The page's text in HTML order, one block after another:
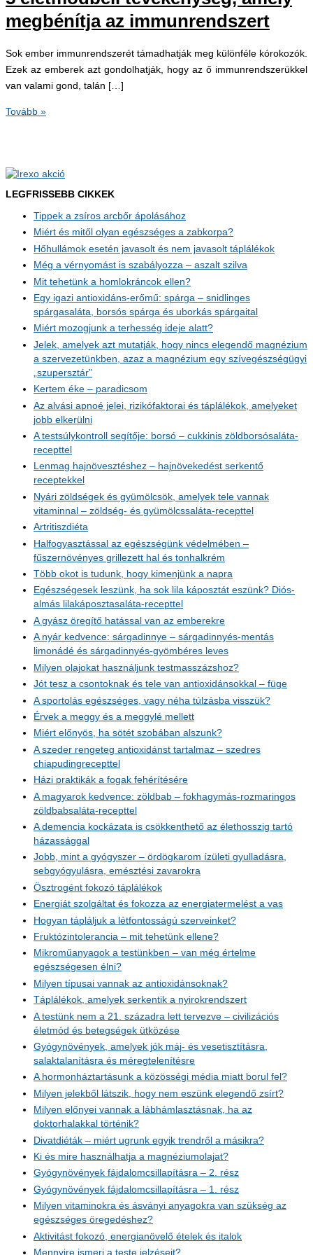
megbénítja az immunrendszert
Sok ember immunrendszerét támadhatják meg különféle kórokozók.
Ezek az emberek azt gondolhatják, hogy az ő immunrendszerükkel
van valami gond, talán […]
5
megbénítja
az
Tovább »
LEGFRISSEBB CIKKEK
Tippek a zsíros arcbőr ápolásához
Miért és mitől olyan egészséges a zabkorpa?
Hőhullámok esetén javasolt és nem javasolt táplálékok
Még a vérnyomást is szabályozza – aszalt szilva
Mit tehetünk a homlokráncok ellen?
Egy igazi antioxidáns-erőmű: spárga – snidlinges
spárgasaláta, borsós spárga és uborkás spárgaital
Miért mozogjunk a terhesség ideje alatt?
Jelek, amelyek azt mutatják, hogy nincs elegendő magnézium
a szervezetünkben, azaz a magnézium egy szívegészségügyi
„szupersztár”
Kertem éke – paradicsom
Az alvási apnoé jelei, rizikófaktorai és táplálékok, amelyeket
jobb elkerülni
A testsúlykontroll segítője: borsó – cukkinis zöldborsósaláta-
recepttel
Lenmag hajnövesztéshez – hajnövekedést serkentő
receptekkel
Nyári zöldségek és gyümölcsök, amelyek tele vannak
vitaminnal – zöldség- és gyümölcssaláta-recepttel
Artritiszdiéta
Halfogyasztással az egészségünk védelmében –
fűszernövényes grillezett hal és tonhalkrém
Több okot is tudunk, hogy kimenjünk a napra
Egészségesek leszünk, ha sok lila káposztát eszünk? Diós-
almás lilakáposztasaláta-recepttel
A gyász öregítő hatással van az emberekre
A nyár kedvence: sárgadinnye – sárgadinnyés-mentás
limonádé és sárgadinnyés-gyömbéres leves
Milyen olajokat használjunk testmasszázshoz?
Jót tesz a csontoknak és tele van antioxidánsokkal – füge
A sportolás egészséges, vagy néha túlzásba visszük?
Érvek a meggy és a meggylé mellett
Miért előnyös, ha sötét szobában alszunk?
A szeder rengeteg antioxidánst tartalmaz – szedres
chiapudingrecepttel
Házi praktikák a fogak fehérítésére
A magyarok kedvence: zöldbab – fokhagymás-rozmaringos
zöldbabsaláta-recepttel
A demencia kockázata is csökkenthető az élethosszig tartó
házassággal
Jobb, mint a gyógyszer – ördögkarom ízületi gyulladásra,
sebgyógyulásra, emésztési zavarokra
Ösztrogént fokozó táplálékok
Energiát szolgáltat és fokozza az energiatermelést a vas
Hogyan tápláljuk a létfontosságú szerveinket?
Fruktózintolerancia – mit tehetünk ellene?
Mikroműanyagok a testünkben – van még értelme
egészségesen élni?
Milyen típusai vannak az antioxidánsoknak?
Táplálékok, amelyek serkentik a nyirokrendszert
A testünk nem a 21. századra lett tervezve – civilizációs
életmód és betegségek ütközése
Gyógynövények, amelyek jók máj- és vesetisztításra,
salaktalanításra és méregtelenítésre
A hormonháztartásunk a közösségi média miatt borul fel?
Milyen jelekből látszik, hogy nem eszünk elegendő zsírt?
Milyen előnyei vannak a lábhámlasztásnak, ha az
doktorhalakkal történik?
Divatdiéták – miért ugrunk egyik trendről a másikra?
Ki és mire használhatja a magnéziumolajat?
Gyógynövények fájdalomcsillapításra – 2. rész
Gyógynövények fájdalomcsillapításra – 1. rész
Milyen vitaminokra és ásványi anyagokra van szükség az
egészséges öregedéshez?
Aktivitást fokozó, energianövelő ételek és italok
Mennyire ismeri a teste jelzéseit?